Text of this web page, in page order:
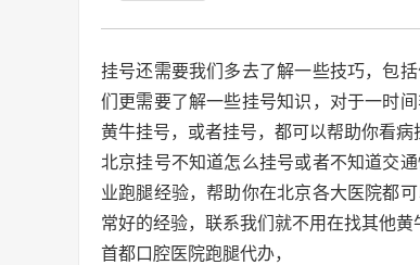
挂号还需要我们多去了解一些技巧，包
们更需要了解一些挂号知识，对于一时
黄牛挂号，或者挂号，都可以帮助你看病
北京挂号不知道怎么挂号或者不知道交
业跑腿经验，帮助你在北京各大医院都
常好的经验，联系我们就不用在找其他黄
首都口腔医院跑腿代办，